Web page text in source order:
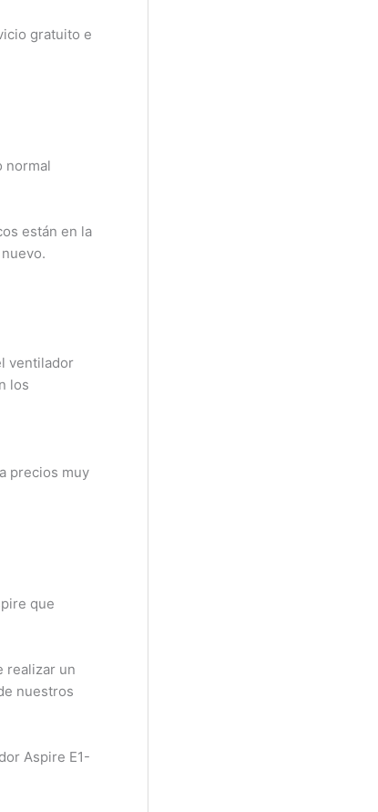
gratuito e
normal
están en la
ventilador
los
precios muy
que
realizar un
nuestros
Aspire E1-